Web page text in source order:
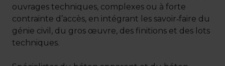
ouvrages techniques, complexes ou à forte
contrainte d’accès, en intégrant les savoir‑faire du
génie civil, du gros œuvre, des finitions et des lots
techniques.